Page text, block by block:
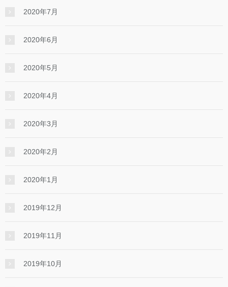
2020年7月
2020年6月
2020年5月
2020年4月
2020年3月
2020年2月
2020年1月
2019年12月
2019年11月
2019年10月